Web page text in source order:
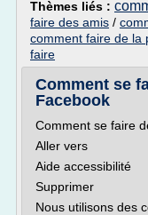
Thèmes liés :
faire des amis /
comment faire de la
faire
Comment se
Facebook
Comment se faire
Aller vers
Aide accessibilité
Supprimer
Nous utilisons des